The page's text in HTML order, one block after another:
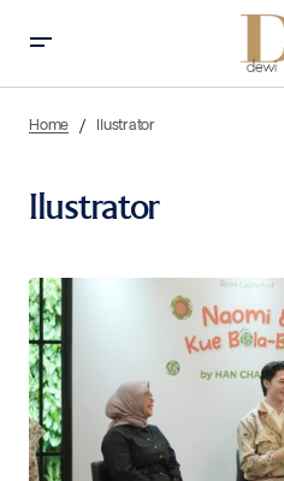
Home Ilustrator
Ilustrator